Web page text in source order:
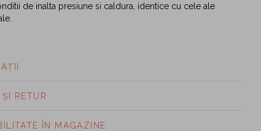
de inalta presiune si caldura, identice cu cele ale
RETUR
ÎN MAGAZINE